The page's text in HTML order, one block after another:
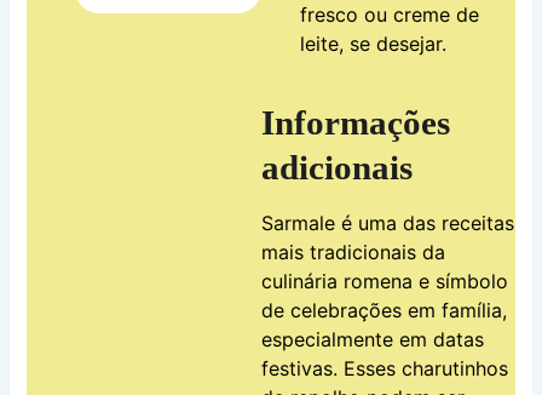
fresco ou creme de
leite, se desejar.
Informações
adicionais
Sarmale é uma das receitas
mais tradicionais da
culinária romena e símbolo
de celebrações em família,
especialmente em datas
festivas. Esses charutinhos